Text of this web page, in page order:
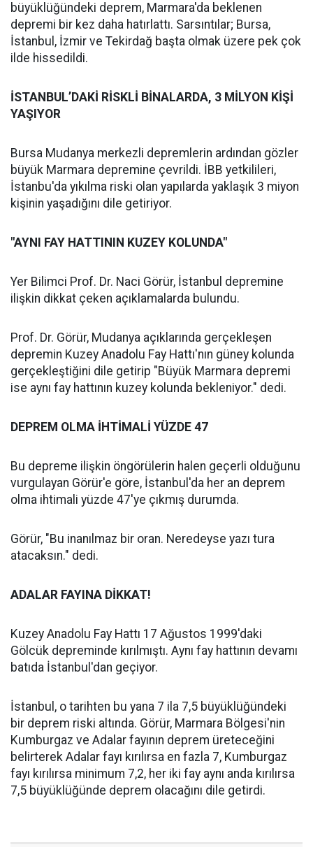
büyüklüğündeki deprem, Marmara'da beklenen
depremi bir kez daha hatırlattı. Sarsıntılar; Bursa,
İstanbul, İzmir ve Tekirdağ başta olmak üzere pek çok
ilde hissedildi.
İSTANBUL’DAKİ RİSKLİ BİNALARDA, 3 MİLYON KİŞİ
YAŞIYOR
Bursa Mudanya merkezli depremlerin ardından gözler
büyük Marmara depremine çevrildi. İBB yetkilileri,
İstanbu'da yıkılma riski olan yapılarda yaklaşık 3 miyon
kişinin yaşadığını dile getiriyor.
"AYNI FAY HATTININ KUZEY KOLUNDA"
Yer Bilimci Prof. Dr. Naci Görür, İstanbul depremine
ilişkin dikkat çeken açıklamalarda bulundu.
Prof. Dr. Görür, Mudanya açıklarında gerçekleşen
depremin Kuzey Anadolu Fay Hattı'nın güney kolunda
gerçekleştiğini dile getirip "Büyük Marmara depremi
ise aynı fay hattının kuzey kolunda bekleniyor." dedi.
DEPREM OLMA İHTİMALİ YÜZDE 47
Bu depreme ilişkin öngörülerin halen geçerli olduğunu
vurgulayan Görür'e göre, İstanbul'da her an deprem
olma ihtimali yüzde 47'ye çıkmış durumda.
Görür, "Bu inanılmaz bir oran. Neredeyse yazı tura
atacaksın." dedi.
ADALAR FAYINA DİKKAT!
Kuzey Anadolu Fay Hattı 17 Ağustos 1999'daki
Gölcük depreminde kırılmıştı. Aynı fay hattının devamı
batıda İstanbul'dan geçiyor.
İstanbul, o tarihten bu yana 7 ila 7,5 büyüklüğündeki
bir deprem riski altında. Görür, Marmara Bölgesi'nin
Kumburgaz ve Adalar fayının deprem üreteceğini
belirterek Adalar fayı kırılırsa en fazla 7, Kumburgaz
fayı kırılırsa minimum 7,2, her iki fay aynı anda kırılırsa
7,5 büyüklüğünde deprem olacağını dile getirdi.